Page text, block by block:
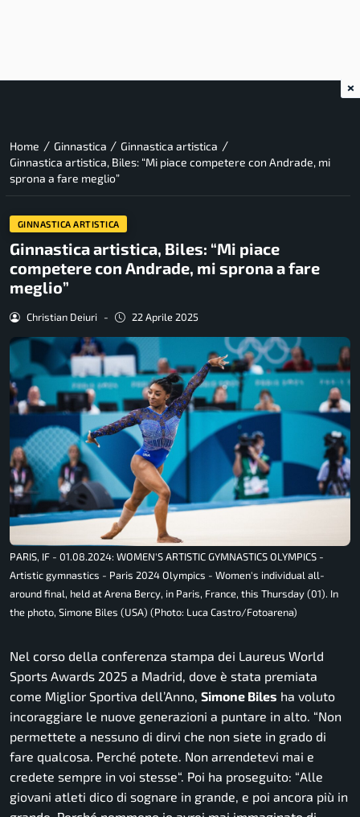
Home / Ginnastica / Ginnastica artistica /
Ginnastica artistica, Biles: “Mi piace competere con Andrade, mi
sprona a fare meglio”
GINNASTICA ARTISTICA
Ginnastica artistica, Biles: “Mi piace
competere con Andrade, mi sprona a fare
meglio”
Christian Deiuri - 22 Aprile 2025
PARIS, IF - 01.08.2024: WOMEN'S ARTISTIC GYMNASTICS OLYMPICS -
Artistic gymnastics - Paris 2024 Olympics - Women's individual all-
around final, held at Arena Bercy, in Paris, France, this Thursday (01). In
the photo, Simone Biles (USA) (Photo: Luca Castro/Fotoarena)
Nel corso della conferenza stampa dei Laureus World
Sports Awards 2025 a Madrid, dove è stata premiata
come Miglior Sportiva dell’Anno, Simone Biles ha voluto
incoraggiare le nuove generazioni a puntare in alto. “Non
permettete a nessuno di dirvi che non siete in grado di
fare qualcosa. Perché potete. Non arrendetevi mai e
credete sempre in voi stesse“. Poi ha proseguito: “Alle
giovani atleti dico di sognare in grande, e poi ancora più in
×